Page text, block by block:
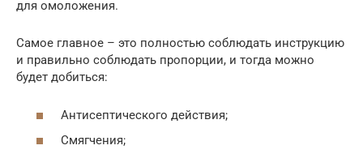
для омоложения.
Самое главное – это полностью соблюдать инструкцию
и правильно соблюдать пропорции, и тогда можно
будет добиться:
Антисептического действия;
Смягчения;